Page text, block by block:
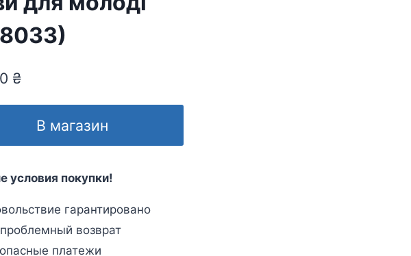
₴
В магазин
условия покупки!
гарантировано
возврат
платежи